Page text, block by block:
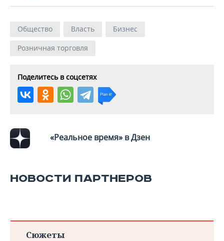
Общество Власть
Бизнес
Розничная торговля
Поделитесь в соцсетях
«Реальное время» в Дзен
НОВОСТИ ПАРТНЕРОВ
Сюжеты